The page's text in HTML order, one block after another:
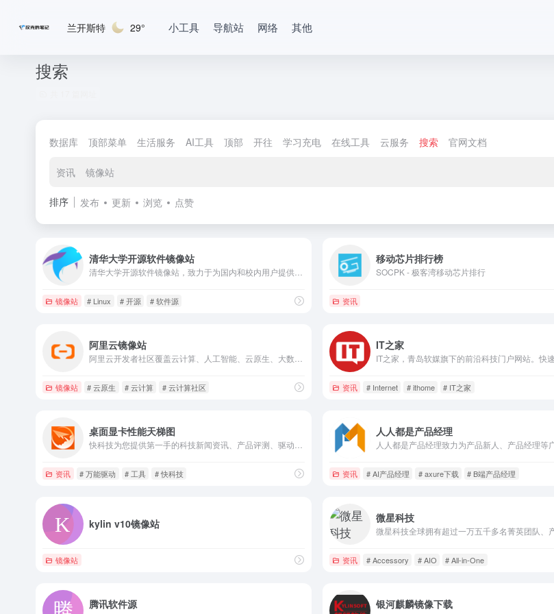
兰开斯特 29° 小工具 导航站 网络 其他
搜索
数据库 顶部菜单 生活服务 AI工具 顶部 开往 学习充电 在线工具 云服务 搜索 官网文档
资讯 镜像站
排序 发布 更新 浏览 点赞
清华大学开源软件镜像站
镜像站 # Linux # 开源 # 软件源
移动芯片排行榜
SOCPK - 极客湾移动芯片排行
资讯
阿里云镜像站
镜像站 # 云原生 # 云计算 # 云计算社区
IT之家
资讯 # Internet # ithome # IT之家
桌面显卡性能天梯图
资讯 # 万能驱动 # 工具 # 快科技
人人都是产品经理
资讯 # AI产品经理 # axure下载 # B端产品经理
kylin v10镜像站
镜像站
微星科技
资讯 # Accessory # AIO # All-in-One
腾讯软件源 银河麒麟镜像下载